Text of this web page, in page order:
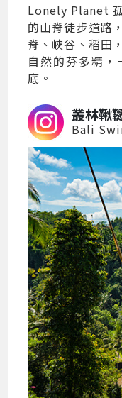
Lonely Planet
的山脊徒步道路
脊、峽谷、稻田
自然的芬多精
底。
叢林鞦
Bali